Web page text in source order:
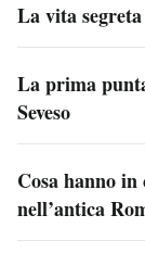
La vita
La prima
Seveso
Cosa hanno
nell’antica